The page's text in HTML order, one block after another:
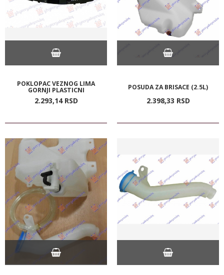
POKLOPAC VEZNOG LIMA
GORNJI PLASTICNI
2.293,14 RSD
POSUDA ZA BRISACE (2.5L)
2.398,33 RSD